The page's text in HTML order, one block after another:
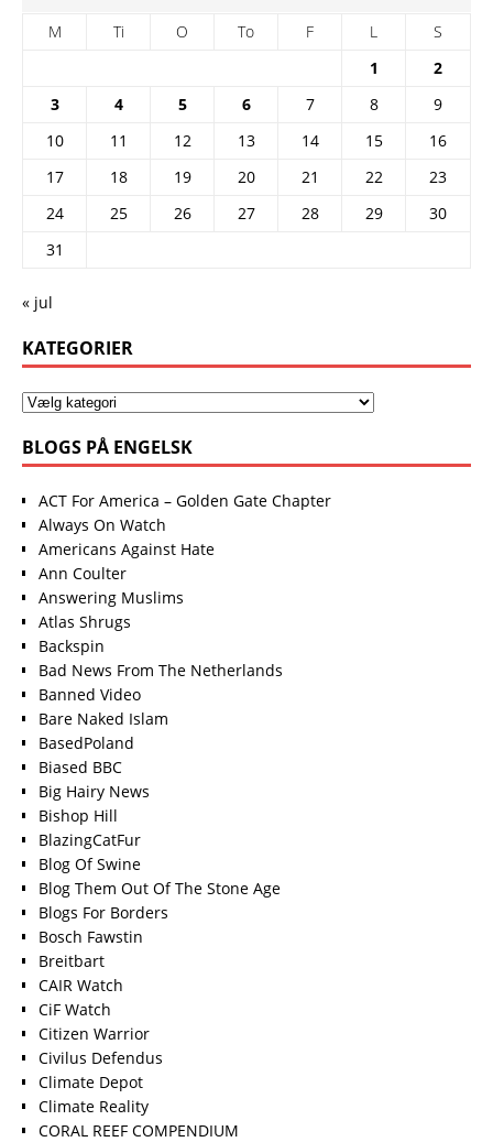
M Ti O To F L
S
1
2
3
4 5 6 7 8
9
10
11 12 13 14 15
16
17
18 19 20 21 22
23
24
25 26 27 28 29
30
31
« jul
KATEGORIER
BLOGS PÅ ENGELSK
ACT For America – Golden Gate Chapter
Always On Watch
Americans Against Hate
Ann Coulter
Answering Muslims
Atlas Shrugs
Backspin
Bad News From The Netherlands
Banned Video
Bare Naked Islam
BasedPoland
Biased BBC
Big Hairy News
Bishop Hill
BlazingCatFur
Blog Of Swine
Blog Them Out Of The Stone Age
Blogs For Borders
Bosch Fawstin
Breitbart
CAIR Watch
CiF Watch
Citizen Warrior
Civilus Defendus
Climate Depot
Climate Reality
CORAL REEF COMPENDIUM